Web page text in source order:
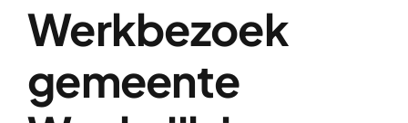
Projecten
Over ons
Contact
Werkbezoek
gemeente